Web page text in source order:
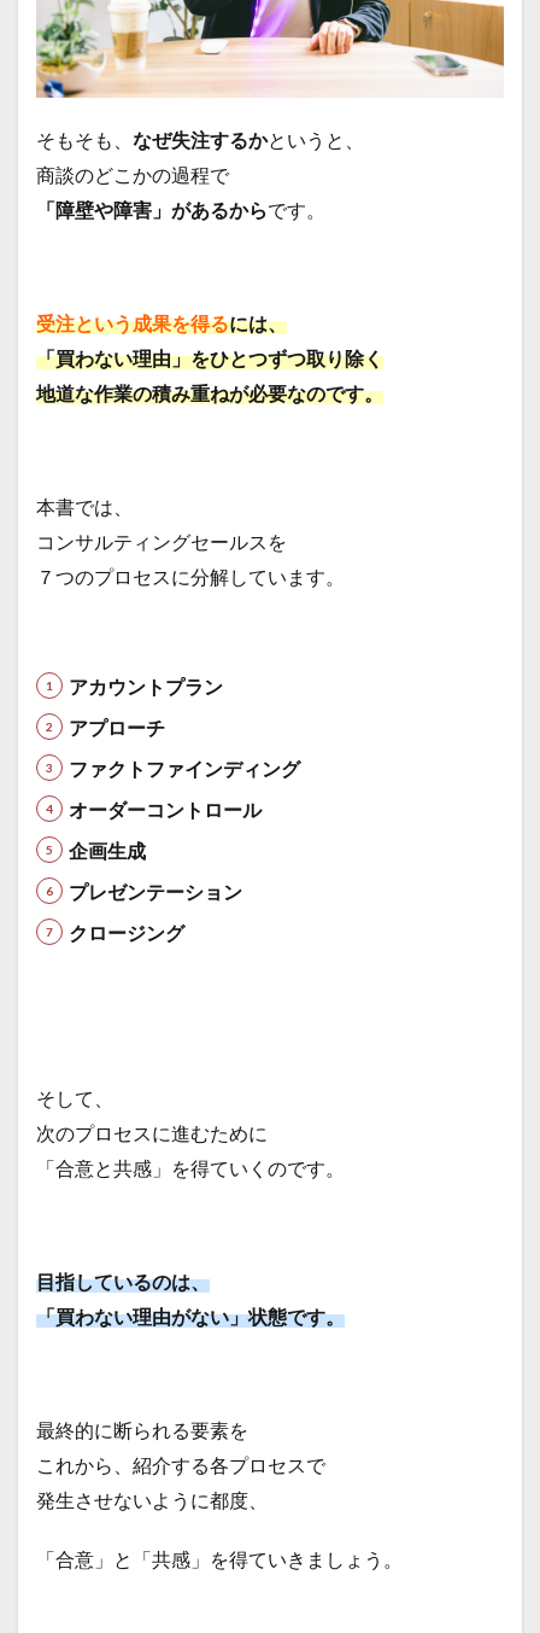
そもそも、 なぜ失注するかというと、
商談のどこかの過程で
「障壁や障害」があるからです。
受注という成果を得るには、
「買わない理由」をひとつずつ取り除く
地道な作業の積み重ねが必要なのです。
本書では、
コンサルティングセールスを
７つのプロセスに分解しています。
アカウントプラン
アプローチ
ファクトファインディング
オーダーコントロール
企画生成
プレゼンテーション
クロージング
そして、
次のプロセスに進むために
「合意と共感」を得ていくのです。
目指しているのは、
「買わない理由がない」状態です。
最終的に断られる要素を
これから、紹介する各プロセスで
発生させないように都度、
「合意」と「共感」を得ていきましょう。